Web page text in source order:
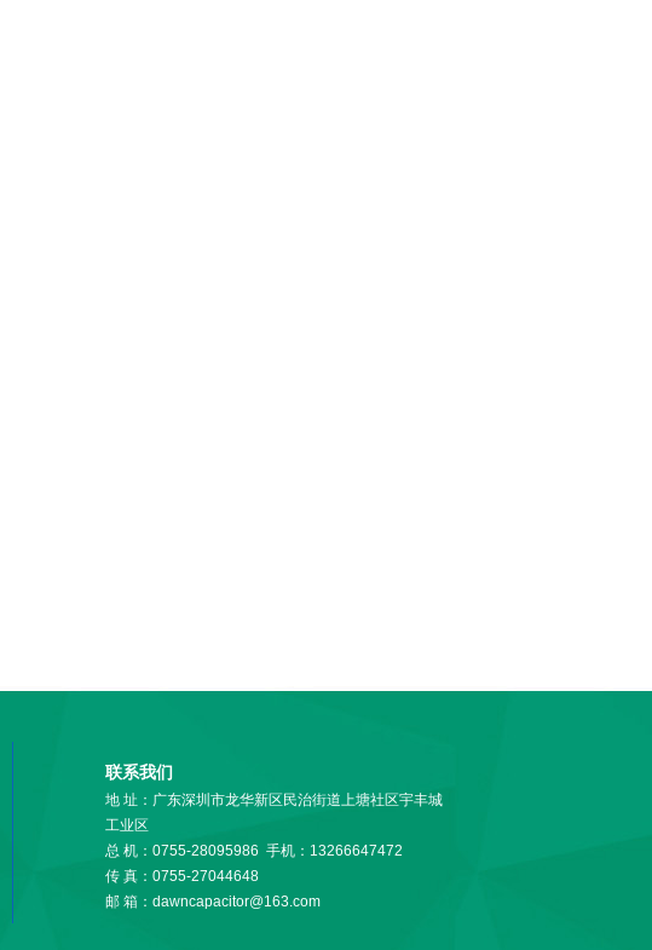
联系我们
地 址：广东深圳市龙华新区民治街道上塘社区宇丰城
工业区
总 机：0755-28095986 手机：13266647472
传 真：0755-27044648
邮 箱：dawncapacitor@163.com